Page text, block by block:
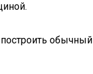
обычный